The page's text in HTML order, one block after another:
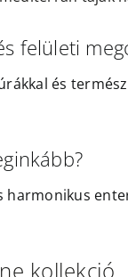
felületi
és
harmonikus
kollekció